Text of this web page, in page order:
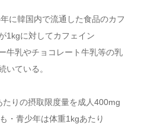
に韓国内で流通した食品のカフ
1kgに対してカフェイン
牛乳やチョコレート牛乳等の乳
いている。
りの摂取限度量を成人400mg
・青少年は体重1kgあたり